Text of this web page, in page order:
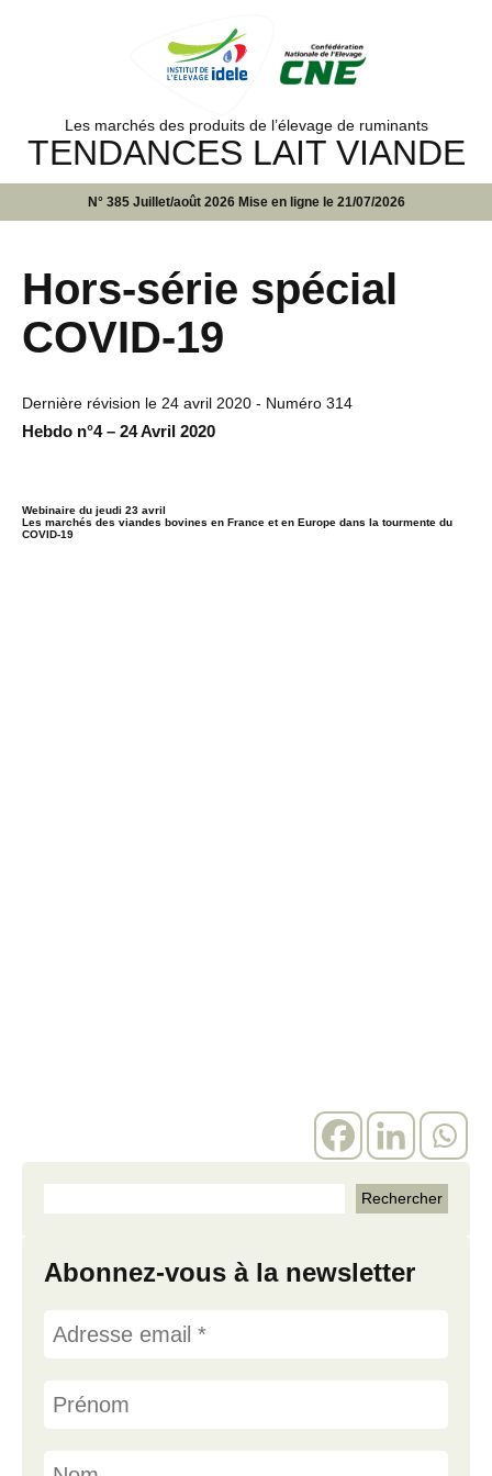
Les marchés des produits de l’élevage de ruminants
TENDANCES LAIT VIANDE
N° 385 Juillet/août 2026 Mise en ligne le 21/07/2026
Hors-série spécial
COVID-19
Dernière révision le 24 avril 2020 - Numéro 314
Hebdo n°4 – 24 Avril 2020
Webinaire du jeudi 23 avril
Les marchés des viandes bovines en France et en Europe dans la tourmente du
COVID-19
Abonnez-vous à la newsletter